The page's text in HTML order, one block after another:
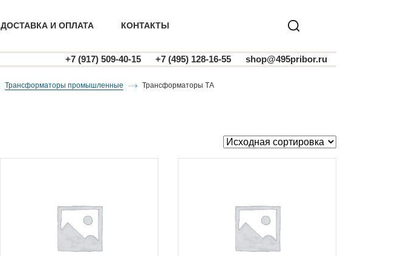
ДОСТАВКА И ОПЛАТА КОНТАКТЫ
+7 (917) 509-40-15 +7 (495) 128-16-55 shop@495pribor.ru
трансформаторы промышленные трансформаторы ТА